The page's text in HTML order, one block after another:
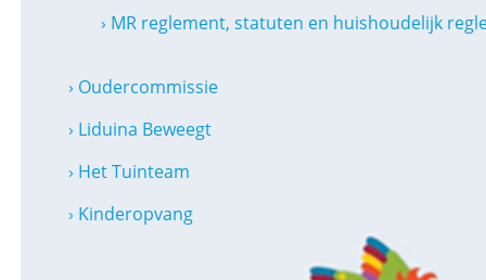
› MR reglement, statuten en huishoudelijk
› Oudercommissie
› Liduina Beweegt
› Het Tuinteam
› Kinderopvang